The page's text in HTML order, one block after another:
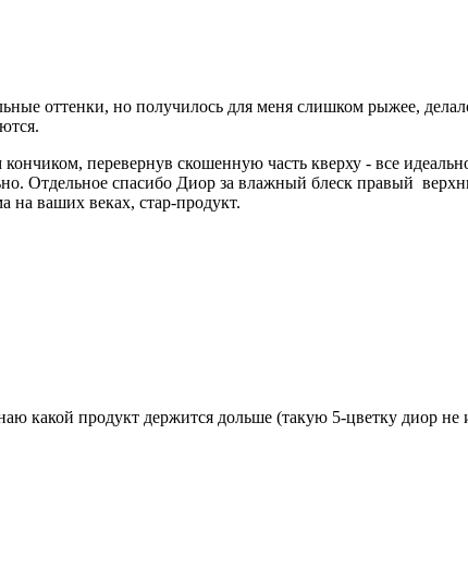
оттенки, но получилось для меня слишком рыжее,
перевернув скошенную часть кверху - все
Отдельное спасибо Диор за влажный блеск правый
на ваших веках, стар-продукт.
какой продукт держится дольше (такую 5-цветку диор